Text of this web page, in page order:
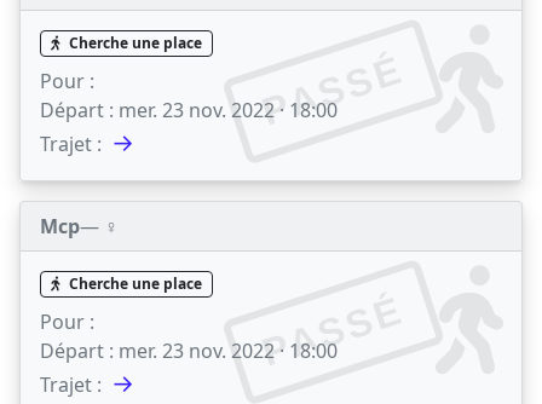
PASSÉ
Cherche une place
Pour :
Départ : mer. 23 nov. 2022 · 18:00
Trajet : →
Mcp— ♀️
PASSÉ
Cherche une place
Pour :
Départ : mer. 23 nov. 2022 · 18:00
Trajet : →